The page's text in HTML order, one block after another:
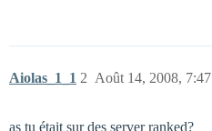
Aiolas_1_1 Août 14, 2008, 7:47
2
as tu était sur des server ranked?